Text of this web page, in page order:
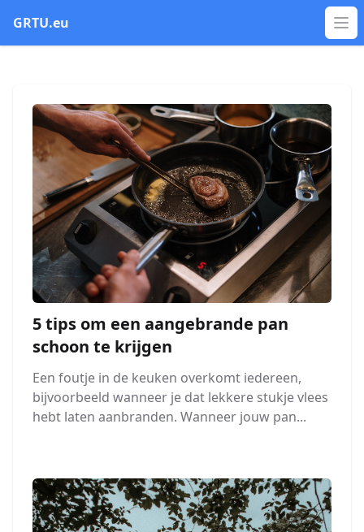
GRTU.eu
5 tips om een aangebrande pan
schoon te krijgen
Een foutje in de keuken overkomt iedereen,
bijvoorbeeld wanneer je dat lekkere stukje vlees
hebt laten aanbranden. Wanneer jouw pan...